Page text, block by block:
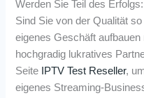
Werden Sie Teil des
Sind Sie von der Qualität
eigenes Geschäft aufbauen
hochgradig lukratives
Seite
IPTV Test Reseller,
eigenes Streaming-